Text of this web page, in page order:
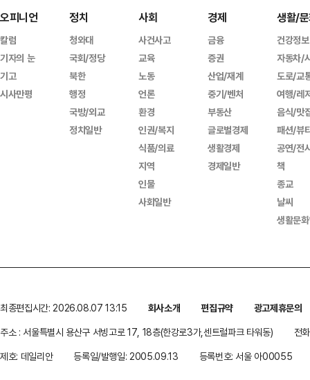
오피니언
칼럼
기자의 눈
기고
시사만평
정치
청와대
국회/정당
북한
행정
국방/외교
정치일반
사회
사건사고
교육
노동
언론
환경
인권/복지
식품/의료
지역
인물
사회일반
경제
금융
증권
산업/재계
중기/벤처
부동산
글로벌경제
생활경제
경제일반
생활/
건강정보
자동차/
도로/교
여행/레
음식/맛
패션/뷰
공연/전
책
종교
날씨
생활문
최종편집시간: 2026.08.07 13:15 회사소개 편집규약
광고제휴문의
주소 : 서울특별시 용산구 서빙고로 17, 18층(한강로3가,센트럴파크 타워동)
전
제호: 데일리안
등록일/발행일: 2005.09.13 등록번호: 서울 아00055